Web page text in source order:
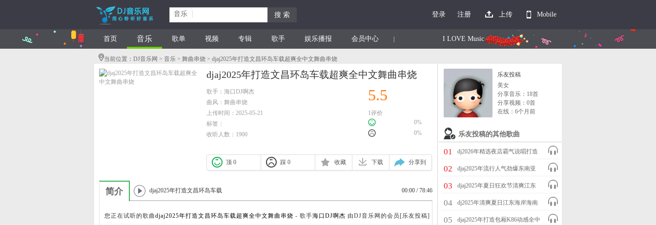
音乐 搜 索 登录 注册 上传 Mobile
首页 音乐 歌单 视频 专辑 歌手 娱乐播报 会员中心 I LOVE Music
当前位置： DJ音乐网 > 音乐 > 舞曲串烧 > djaj2025年打造文昌环岛车载超爽全中文舞曲串烧
djaj2025年打造文昌环岛车载超爽全中文舞曲串烧
歌手： 海口DJ啊杰
曲风： 舞曲串烧
上传时间：2025-05-21
标签：
收听人数：1900
5.5
1评价
0%
0%
顶 0 踩 0 分享到
下载
收藏
简介 djaj2025年打造文昌环岛车载 00:00 /78:46
您正在试听的歌曲djaj2025年打造文昌环岛车载超爽全中文舞曲串烧 - 歌手海口DJ啊杰 由DJ音乐网的会员[乐友投稿]
乐友投稿
美女
分享音乐：18首
分享视频：0首
在线：6个月前
乐友投稿的其他歌曲
01
dj2026年精选夜店霸气说唱打造
02
djaj2025年流行人气劲爆东南亚
03
djaj2025年夏日狂欢节清爽江东
04
dj2025年清爽夏日江东海岸海南
05
djaj2025年打造包厢K86动感全中